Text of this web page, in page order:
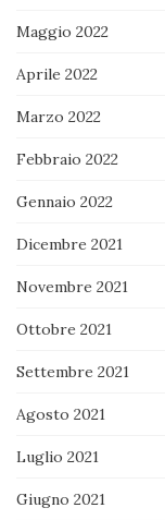
Maggio 2022
Aprile 2022
Marzo 2022
Febbraio 2022
Gennaio 2022
Dicembre 2021
Novembre 2021
Ottobre 2021
Settembre 2021
Agosto 2021
Luglio 2021
Giugno 2021